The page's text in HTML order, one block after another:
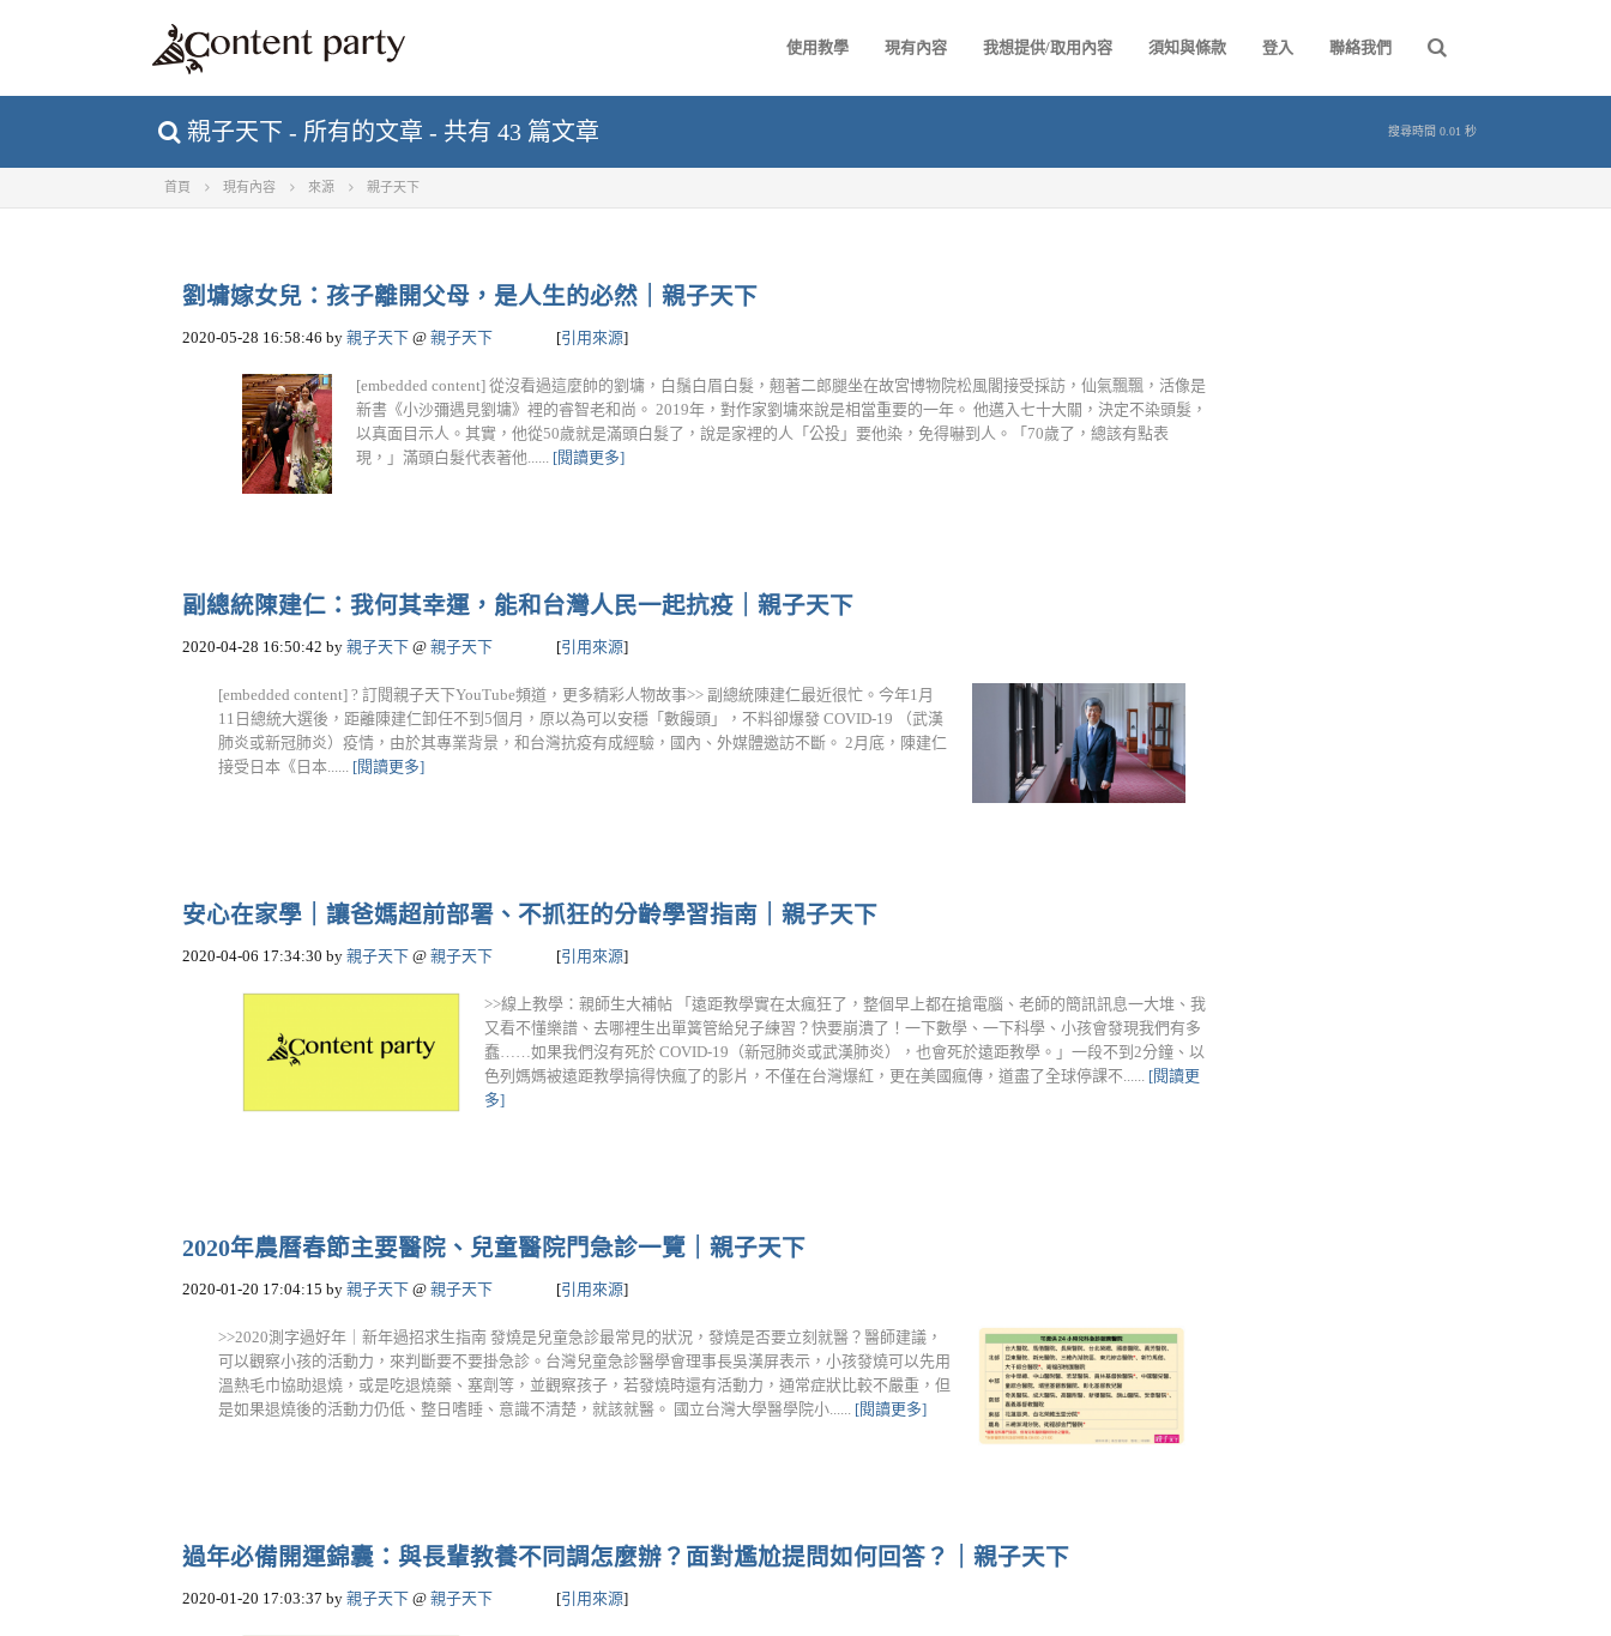
使用教學 現有內容 我想提供/取用內容 須知與條款 登入 聯絡我們
親子天下 - 所有的文章 - 共有 43 篇文章 搜尋時間 0.01 秒
首頁 現有內容 來源 親子天下
劉墉嫁女兒：孩子離開父母，是人生的必然｜親子天下
2020-05-28 16:58:46 by 親子天下 @ 親子天下 [引用來源]
[embedded content] 從沒看過這麼帥的劉墉，白鬚白眉白髮，翹著二郎腿坐在故宮博物院松風閣接受採訪，仙氣飄飄，活像是
新書《小沙彌遇見劉墉》裡的睿智老和尚。 2019年，對作家劉墉來說是相當重要的一年。 他邁入七十大關，決定不染頭髮，
以真面目示人。其實，他從50歲就是滿頭白髮了，說是家裡的人「公投」要他染，免得嚇到人。「70歲了，總該有點表
現，」滿頭白髮代表著他...... [閱讀更多]
副總統陳建仁：我何其幸運，能和台灣人民一起抗疫｜親子天下
2020-04-28 16:50:42 by 親子天下 @ 親子天下 [引用來源]
[embedded content] ? 訂閱親子天下YouTube頻道，更多精彩人物故事>> 副總統陳建仁最近很忙。今年1月
11日總統大選後，距離陳建仁卸任不到5個月，原以為可以安穩「數饅頭」，不料卻爆發 COVID-19 （武漢
肺炎或新冠肺炎）疫情，由於其專業背景，和台灣抗疫有成經驗，國內、外媒體邀訪不斷。 2月底，陳建仁
接受日本《日本...... [閱讀更多]
安心在家學｜讓爸媽超前部署、不抓狂的分齡學習指南｜親子天下
2020-04-06 17:34:30 by 親子天下 @ 親子天下 [引用來源]
>>線上教學：親師生大補帖 「遠距教學實在太瘋狂了，整個早上都在搶電腦、老師的簡訊訊息一大堆、我
又看不懂樂譜、去哪裡生出單簧管給兒子練習？快要崩潰了！一下數學、一下科學、小孩會發現我們有多
蠢……如果我們沒有死於 COVID-19（新冠肺炎或武漢肺炎），也會死於遠距教學。」一段不到2分鐘、以
色列媽媽被遠距教學搞得快瘋了的影片，不僅在台灣爆紅，更在美國瘋傳，道盡了全球停課不...... [閱讀更
多]
2020年農曆春節主要醫院、兒童醫院門急診一覽｜親子天下
2020-01-20 17:04:15 by 親子天下 @ 親子天下 [引用來源]
>>2020測字過好年｜新年過招求生指南 發燒是兒童急診最常見的狀況，發燒是否要立刻就醫？醫師建議，
可以觀察小孩的活動力，來判斷要不要掛急診。台灣兒童急診醫學會理事長吳漢屏表示，小孩發燒可以先用
溫熱毛巾協助退燒，或是吃退燒藥、塞劑等，並觀察孩子，若發燒時還有活動力，通常症狀比較不嚴重，但
是如果退燒後的活動力仍低、整日嗜睡、意識不清楚，就該就醫。 國立台灣大學醫學院小...... [閱讀更多]
過年必備開運錦囊：與長輩教養不同調怎麼辦？面對尷尬提問如何回答？｜親子天下
2020-01-20 17:03:37 by 親子天下 @ 親子天下 [引用來源]